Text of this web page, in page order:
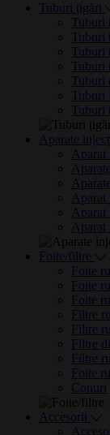
Tuburi țigări
Tuburi
Tuburi
Tuburi
Tuburi
Aparate
Foite/filtre
Foite
Foite
Foite
Filtre
Filtre
Filtre
Filtre
Foite
Conuri
Accesorii